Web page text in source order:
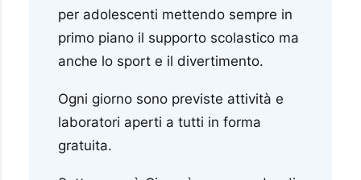
per adolescenti mettendo sempre in
primo piano il supporto scolastico ma
anche lo sport e il divertimento.
Ogni giorno sono previste attività e
laboratori aperti a tutti in forma
gratuita.